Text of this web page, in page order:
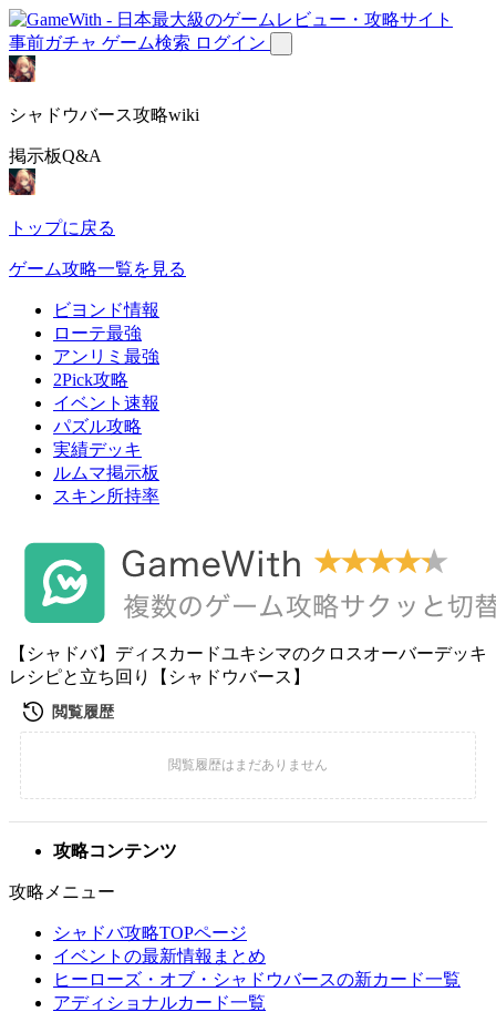
事前ガチャ ゲーム検索 ログイン
シャドウバース攻略wiki
掲示板Q&A
トップに戻る
ゲーム攻略一覧を見る
ビヨンド情報
ローテ最強
アンリミ最強
2Pick攻略
イベント速報
パズル攻略
実績デッキ
ルムマ掲示板
スキン所持率
【シャドバ】ディスカードユキシマのクロスオーバーデッキ
レシピと立ち回り【シャドウバース】
攻略コンテンツ
攻略メニュー
シャドバ攻略TOPページ
イベントの最新情報まとめ
ヒーローズ・オブ・シャドウバースの新カード一覧
アディショナルカード一覧